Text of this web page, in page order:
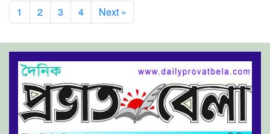
1 2 3 4 Next »